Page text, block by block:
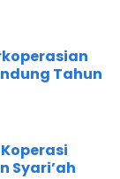
Tahun
Syari’ah